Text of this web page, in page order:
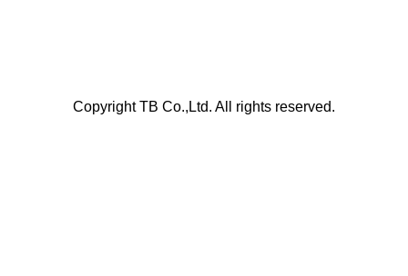
Copyright TB Co.,Ltd. All rights reserved.